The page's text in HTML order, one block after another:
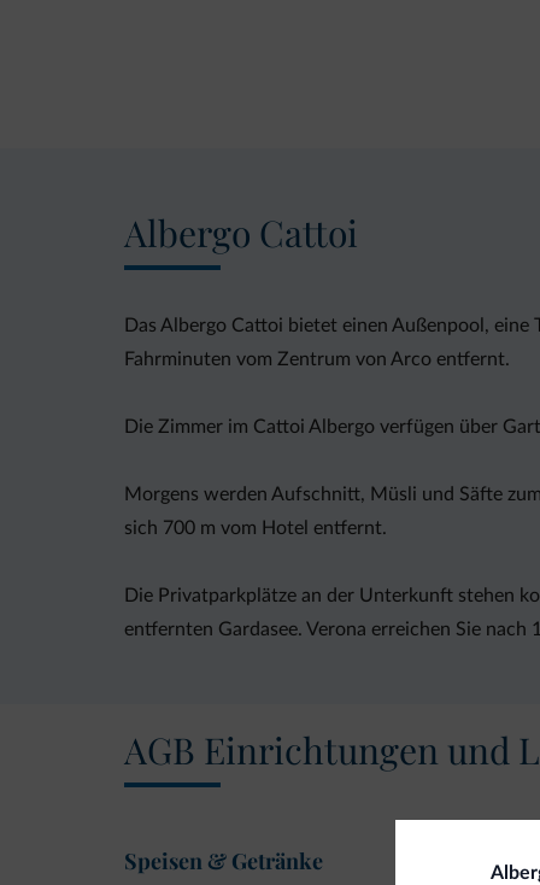
Albergo Cattoi
Das Albergo Cattoi bietet einen Außenpool,
Fahrminuten vom Zentrum von Arco entfernt.
Die Zimmer im Cattoi Albergo verfügen über
Morgens werden Aufschnitt, Müsli und Säfte
sich 700 m vom Hotel entfernt.
Die Privatparkplätze an der Unterkunft stehen
entfernten Gardasee. Verona erreichen Sie nach
AGB Einrichtungen und
Speisen & Getränke